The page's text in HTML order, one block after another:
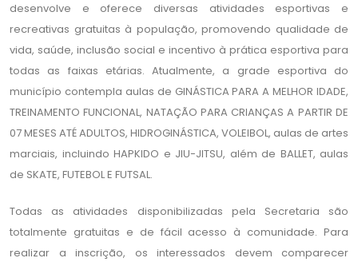
desenvolve e oferece diversas atividades esportivas e
recreativas gratuitas à população, promovendo qualidade de
vida, saúde, inclusão social e incentivo à prática esportiva para
todas as faixas etárias. Atualmente, a grade esportiva do
município contempla aulas de GINÁSTICA PARA A MELHOR IDADE,
TREINAMENTO FUNCIONAL, NATAÇÃO PARA CRIANÇAS A PARTIR DE
07 MESES ATÉ ADULTOS, HIDROGINÁSTICA, VOLEIBOL, aulas de artes
marciais, incluindo HAPKIDO e JIU-JITSU, além de BALLET, aulas
de SKATE, FUTEBOL E FUTSAL.
Todas as atividades disponibilizadas pela Secretaria são
totalmente gratuitas e de fácil acesso à comunidade. Para
realizar a inscrição, os interessados devem comparecer